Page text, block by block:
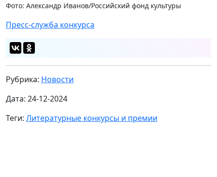
Фото: Александр Иванов/Российский фонд культуры
Пресс-служба конкурса
Рубрика: Новости
Дата: 24-12-2024
Теги: Литературные конкурсы и премии